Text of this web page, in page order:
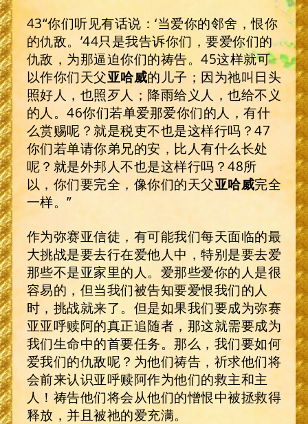
43“你们听见有话说：‘当爱你的邻舍，恨你
的仇敌。’44只是我告诉你们，要爱你们的
仇敌，为那逼迫你们的祷告。45这样就可
以作你们天父亚哈威的儿子；因为祂叫日头
照好人，也照歹人；降雨给义人，也给不义
的人。46你们若单爱那爱你们的人，有什
么赏赐呢？就是税吏不也是这样行吗？47
你们若单请你弟兄的安，比人有什么长处
呢？就是外邦人不也是这样行吗？48所
以，你们要完全，像你们的天父亚哈威完全
一样。”
作为弥赛亚信徒，有可能我们每天面临的最
大挑战是要去行在爱他人中，特别是要去爱
那些不是亚家里的人。爱那些爱你的人是很
容易的，但当我们被告知要爱恨我们的人
时，挑战就来了。但是如果我们要成为弥赛
亚亚呼赎阿的真正追随者，那这就需要成为
我们生命中的首要任务。那么，我们要如何
爱我们的仇敌呢？为他们祷告，祈求他们将
会前来认识亚呼赎阿作为他们的救主和主
人！祷告他们将会从他们的憎恨中被拯救得
释放，并且被祂的爱充满。